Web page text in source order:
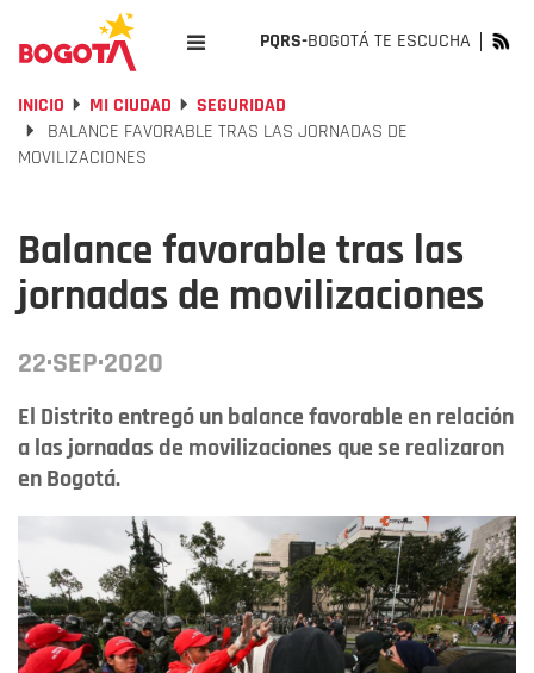
PQRS-BOGOTÁ TE ESCUCHA
INICIO MI CIUDAD
SEGURIDAD
BALANCE FAVORABLE TRAS LAS JORNADAS DE
MOVILIZACIONES
Balance favorable tras las
jornadas de movilizaciones
22·SEP·2020
El Distrito entregó un balance favorable en relación
a las jornadas de movilizaciones que se realizaron
en Bogotá.